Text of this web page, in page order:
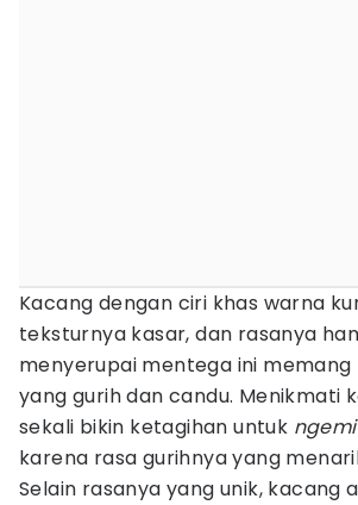
Kacang dengan ciri khas warna
teksturnya kasar, dan rasanya
menyerupai mentega ini memang
yang gurih dan candu. Menikmati
sekali bikin ketagihan untuk
karena rasa gurihnya yang
Selain rasanya yang unik, kacang